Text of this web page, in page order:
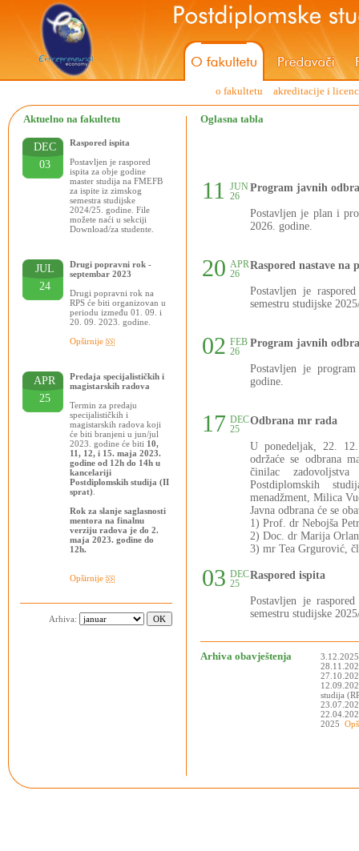
o fakultetu akreditacije i
Aktuelno na fakultetu Oglasna tabla
DEC
03
Raspored ispita
Postavljen je raspored
ispita za obje godine
master studija na FMEFB
za ispite iz zimskog
semestra studijske
2024/25. godine. File
možete naći u sekciji
Download/za studente.
JUL
24
Drugi popravni rok -
septembar 2023
Drugi popravni rok na
RPS će biti organizovan u
periodu između 01. 09. i
20. 09. 2023. godine.
Opširnije
APR
25
Predaja specijalističkih i
magistarskih radova
Termin za predaju
specijalističkih i
magistarskih radova koji
će biti branjeni u jun/jul
2023. godine će biti 10,
11, 12, i 15. maja 2023.
godine od 12h do 14h u
kancelariji
Postdiplomskih studija (II
sprat)
Rok za slanje saglasnosti
mentora na finalnu
verziju radova je do 2.
maja 2023. godine do
12h.
Opširnije
Arhiva:
11
JUN
26
Program javnih
Postavljen je plan i
2026. godine.
20 APR
26
Raspored nastave na
Postavljen je
semestru studijske
02 FEB
26
Program javnih
Postavljen je
godine.
17 DEC
25
Odbrana mr rada
U ponedeljak, 22.
održaće se odbrana
činilac
Postdiplomskih
menadžment, Milica
Javna odbrana će se
1) Prof. dr Nebojša
2) Doc. dr Marija
3) mr Tea Grgurović,
03 DEC
25
Raspored ispita
Postavljen je
semestru studijske
Arhiva obavještenja
studija
2025